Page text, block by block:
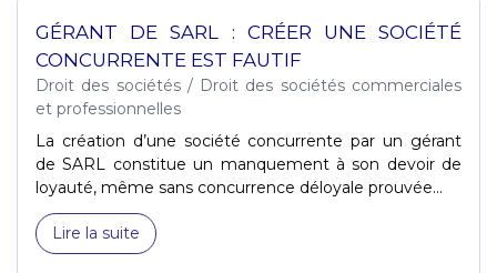
GÉRANT DE SARL : CRÉER UNE SOCIÉTÉ
CONCURRENTE EST FAUTIF
Droit des sociétés/ Droit des sociétés commerciales
et professionnelles
La création d’une société concurrente par un gérant
de SARL constitue un manquement à son devoir de
loyauté, même sans concurrence déloyale prouvée...
Lire la suite